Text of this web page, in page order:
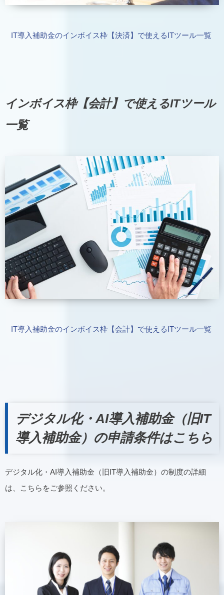
IT導入補助金のインボイス枠【決済】で使えるITツール一覧
インボイス枠【会計】で使えるITツール
一覧
IT導入補助金のインボイス枠【会計】で使えるITツール一覧
デジタル化・AI導入補助金（旧IT
導入補助金）の申請条件はこちら
デジタル化・AI導入補助金（旧IT導入補助金）の制度の詳細
は、こちらをご参照ください。